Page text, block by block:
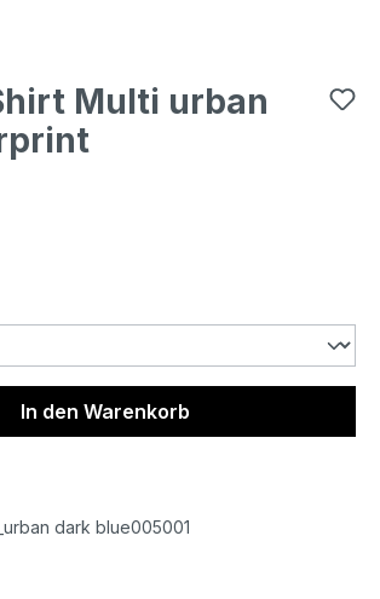
Multi urban
den gewünschten Wert
In den Warenkorb
dark blue005001